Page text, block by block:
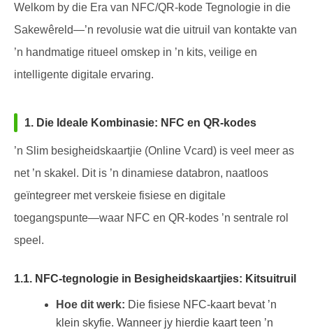
Welkom by die Era van NFC/QR-kode Tegnologie in die
Sakewêreld—’n revolusie wat die uitruil van kontakte van
’n handmatige ritueel omskep in ’n kits, veilige en
intelligente digitale ervaring.
1. Die Ideale Kombinasie: NFC en QR-kodes
’n Slim besigheidskaartjie (Online Vcard) is veel meer as
net ’n skakel. Dit is ’n dinamiese databron, naatloos
geïntegreer met verskeie fisiese en digitale
toegangspunte—waar NFC en QR-kodes ’n sentrale rol
speel.
1.1. NFC-tegnologie in Besigheidskaartjies: Kitsuitruil
Hoe dit werk: Die fisiese NFC-kaart bevat ’n
klein skyfie. Wanneer jy hierdie kaart teen ’n